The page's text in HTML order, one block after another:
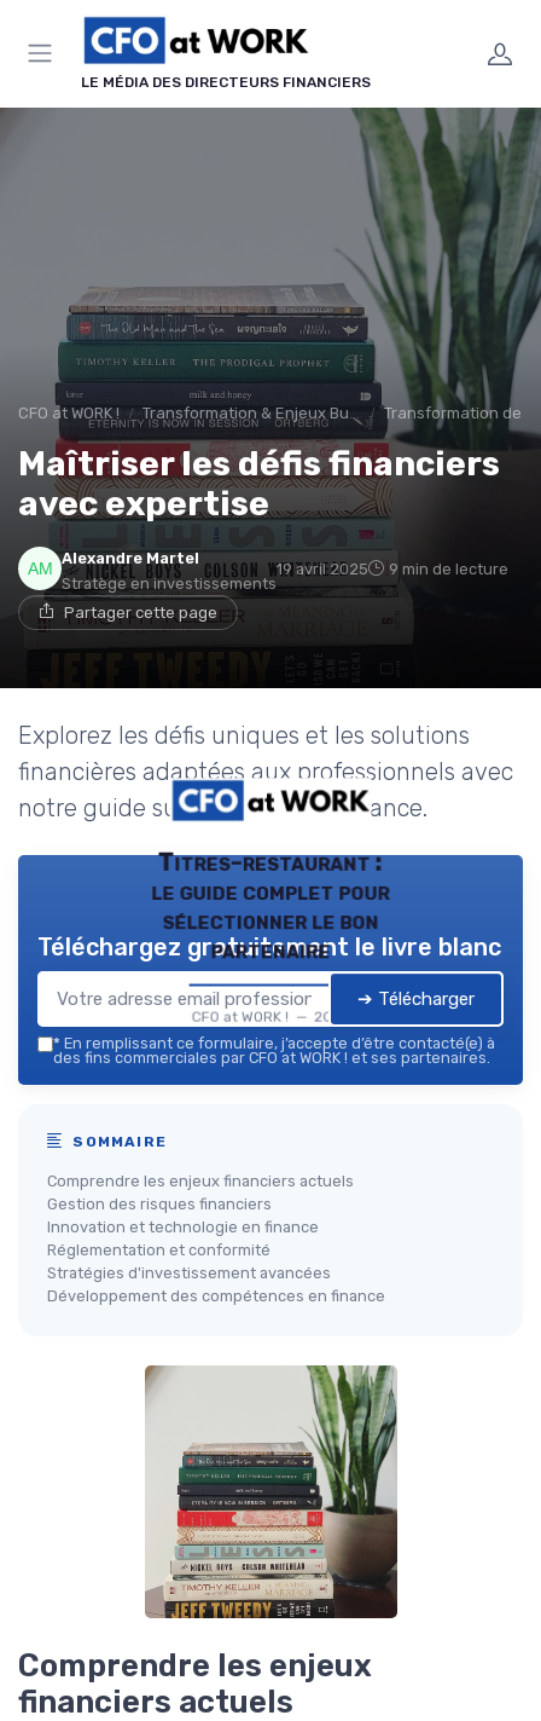
LE MÉDIA DES DIRECTEURS FINANCIERS
CFO at WORK ! Transformation & Enjeux Business Transformation de
Maîtriser les défis financiers
avec expertise
Alexandre Martel
Stratège en investissements
19 avril 2025 9 min de lecture
Partager cette page
Explorez les défis uniques et les solutions
financières adaptées aux professionnels avec
notre guide sur l'expertise en finance.
Titres-restaurant :
le guide complet pour
sélectionner le bon
partenaire
CFO at WORK ! — 2026
Téléchargez gratuitement le livre blanc
➔ Télécharger
* En remplissant ce formulaire, j’accepte d’être contacté(e) à
des fins commerciales par CFO at WORK ! et ses partenaires.
SOMMAIRE
Comprendre les enjeux financiers actuels
Gestion des risques financiers
Innovation et technologie en finance
Réglementation et conformité
Stratégies d'investissement avancées
Développement des compétences en finance
Comprendre les enjeux
financiers actuels
Panneau de gestion des cookies